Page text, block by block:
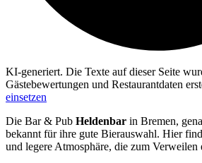
KI-generiert. Die Texte auf dieser Seite
Gästebewertungen und Restaurantdaten
einsetzen
Die Bar & Pub Heldenbar in Bremen,
bekannt für ihre gute Bierauswahl. Hier
und legere Atmosphäre, die zum Verweilen